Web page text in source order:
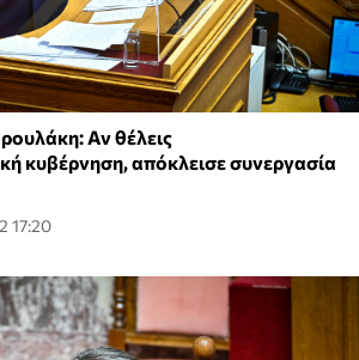
Αν θέλεις
κυβέρνηση, απόκλεισε συνεργασία
17:20